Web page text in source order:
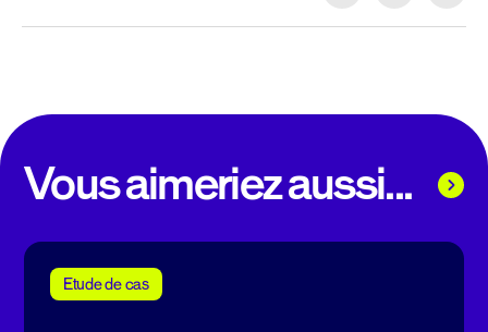
Vous aimeriez aussi...
Etude de cas